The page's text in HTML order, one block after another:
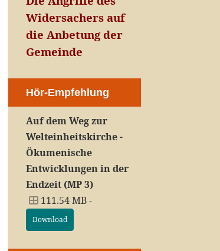
Widersachers auf
die Anbetung der
Gemeinde
Hör-Empfehlung
Auf dem Weg zur
Welteinheitskirche -
Ökumenische
Entwicklungen in der
Endzeit (MP 3)
111.54 MB -
Download